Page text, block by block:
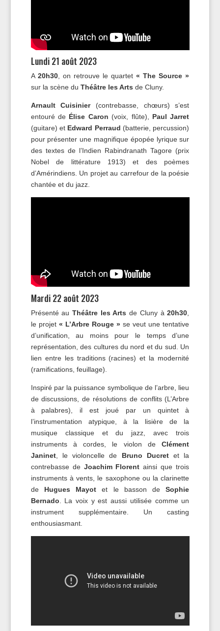
Lundi 21 août 2023
A 20h30, on retrouve le quartet« The Source »
sur la scène du Théâtre les Arts de Cluny.
Arnault Cuisinier(contrebasse, chœurs) s’est
entouré de Élise Caron (voix, flûte), Paul Jarret
(guitare) et Edward Perraud (batterie, percussion)
pour présenter une magnifique épopée lyrique sur
des textes de l’Indien Rabindranath Tagore (prix
Nobel de littérature 1913) et des poèmes
d’Amérindiens. Un projet au carrefour de la poésie
chantée et du jazz.
Mardi 22 août 2023
Présenté auThéâtre les Arts de Cluny à20h30
le projet « L’Arbre Rouge » se veut une tentative
d’unification, au moins pour le temps d’une
représentation, des cultures du nord et du sud. Un
lien entre les traditions (racines) et la modernité
(ramifications, feuillage).
Inspiré par la puissance symbolique de l’arbre, lieu
de discussions, de résolutions de conflits (L’Arbre
à palabres), il est joué par un quintet à
l’instrumentation atypique, à la lisière de la
musique classique et du jazz, avec trois
instruments à cordes, le violon deClément
Janinet, le violoncelle de Bruno Ducretet la
contrebasse de Joachim Florent ainsi que trois
instruments à vents, le saxophone ou la clarinette
de Hugues Mayot et le basson deSophie
Bernado . La voix y est aussi utilisée comme un
instrument supplémentaire. Un casting
enthousiasmant.